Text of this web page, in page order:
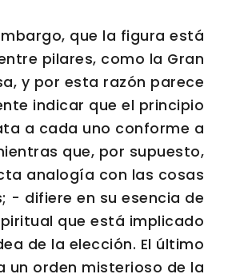
que la figura está
pilares, como la Gran
y por esta razón parece
indicar que el principio
a cada uno conforme a
que, por supuesto,
analogía con las cosas
- difiere en su esencia de
que está implicado
de la elección. El último
un orden misterioso de la